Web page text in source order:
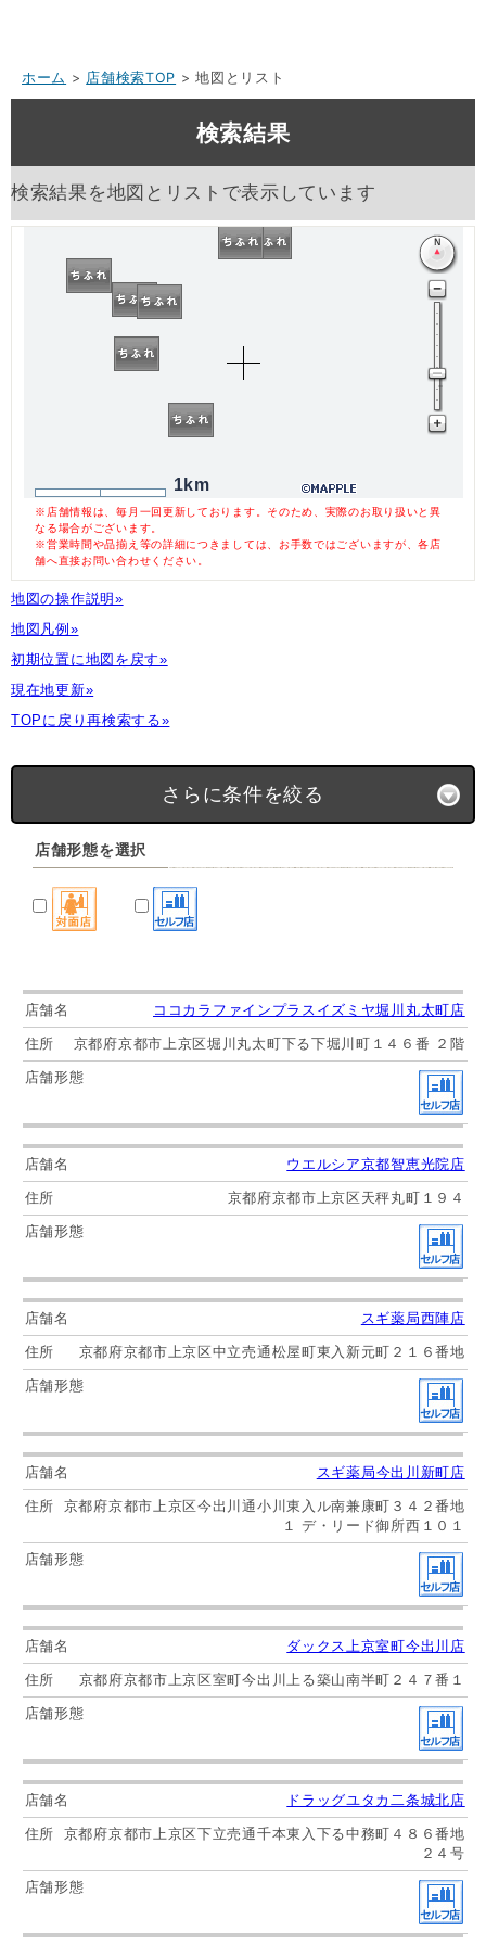
ホーム > 店舗検索TOP > 地図とリスト
検索結果
検索結果を地図とリストで表示しています
1km
※店舗情報は、毎月一回更新しております。そのため、実際のお取り扱いと異
なる場合がございます。
※営業時間や品揃え等の詳細につきましては、お手数ではございますが、各店
舗へ直接お問い合わせください。
地図の操作説明»
地図凡例»
初期位置に地図を戻す»
現在地更新»
TOPに戻り再検索する»
さらに条件を絞る
店舗形態を選択
ココカラファインプラスイズミヤ堀川丸太町店
京都府京都市上京区堀川丸太町下る下堀川町１４６番 ２階
ウエルシア京都智恵光院店
京都府京都市上京区天秤丸町１９４
スギ薬局西陣店
京都府京都市上京区中立売通松屋町東入新元町２１６番地
スギ薬局今出川新町店
京都府京都市上京区今出川通小川東入ル南兼康町３４２番地
１ デ・リード御所西１０１
ダックス上京室町今出川店
京都府京都市上京区室町今出川上る築山南半町２４７番１
ドラッグユタカ二条城北店
京都府京都市上京区下立売通千本東入下る中務町４８６番地
２４号